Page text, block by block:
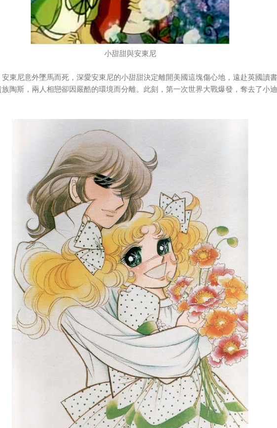
小甜甜與安東尼
安東尼意外墜馬而死，深愛安東尼的小甜甜決定離開美國這塊傷心地，遠赴英國讀
陶斯，兩人相戀卻因嚴酷的環境而分離。此刻，第一次世界大戰爆發，奪去了小